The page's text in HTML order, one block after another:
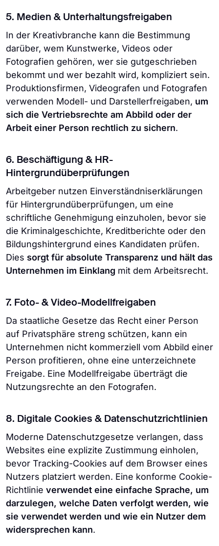
5. Medien & Unterhaltungsfreigaben
In der Kreativbranche kann die Bestimmung
darüber, wem Kunstwerke, Videos oder
Fotografien gehören, wer sie gutgeschrieben
bekommt und wer bezahlt wird, kompliziert sein.
Produktionsfirmen, Videografen und Fotografen
verwenden Modell- und Darstellerfreigaben, um
sich die Vertriebsrechte am Abbild oder der
Arbeit einer Person rechtlich zu sichern.
6. Beschäftigung & HR-
Hintergrundüberprüfungen
Arbeitgeber nutzen Einverständniserklärungen
für Hintergrundüberprüfungen, um eine
schriftliche Genehmigung einzuholen, bevor sie
die Kriminalgeschichte, Kreditberichte oder den
Bildungshintergrund eines Kandidaten prüfen.
Dies sorgt für absolute Transparenz und hält das
Unternehmen im Einklang mit dem Arbeitsrecht.
7. Foto- & Video-Modellfreigaben
Da staatliche Gesetze das Recht einer Person
auf Privatsphäre streng schützen, kann ein
Unternehmen nicht kommerziell vom Abbild einer
Person profitieren, ohne eine unterzeichnete
Freigabe. Eine Modellfreigabe überträgt die
Nutzungsrechte an den Fotografen.
8. Digitale Cookies & Datenschutzrichtlinien
Moderne Datenschutzgesetze verlangen, dass
Websites eine explizite Zustimmung einholen,
bevor Tracking-Cookies auf dem Browser eines
Nutzers platziert werden. Eine konforme Cookie-
Richtlinie verwendet eine einfache Sprache, um
darzulegen, welche Daten verfolgt werden, wie
sie verwendet werden und wie ein Nutzer dem
widersprechen kann.